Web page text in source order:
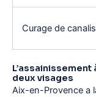
Curage de
deux visages
Aix-en-Provence a